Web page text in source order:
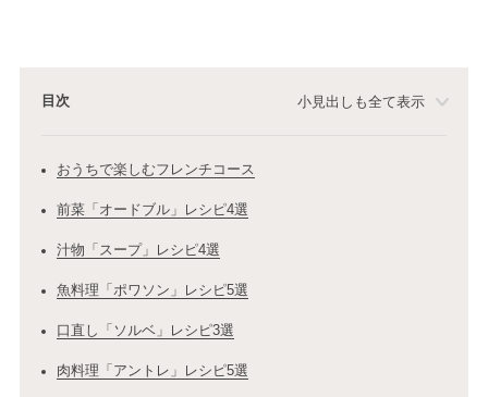
目次 小見出しも全て表示
おうちで楽しむフレンチコース
前菜「オードブル」レシピ4選
汁物「スープ」レシピ4選
魚料理「ポワソン」レシピ5選
口直し「ソルベ」レシピ3選
肉料理「アントレ」レシピ5選